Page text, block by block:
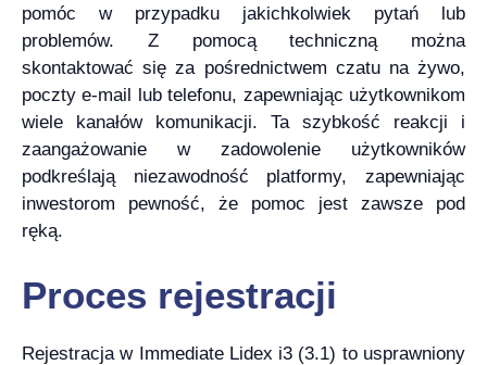
pomóc w przypadku jakichkolwiek pytań lub
problemów. Z pomocą techniczną można
skontaktować się za pośrednictwem czatu na żywo,
poczty e-mail lub telefonu, zapewniając użytkownikom
wiele kanałów komunikacji. Ta szybkość reakcji i
zaangażowanie w zadowolenie użytkowników
podkreślają niezawodność platformy, zapewniając
inwestorom pewność, że pomoc jest zawsze pod
ręką.
Proces rejestracji
Rejestracja w Immediate Lidex i3 (3.1) to usprawniony